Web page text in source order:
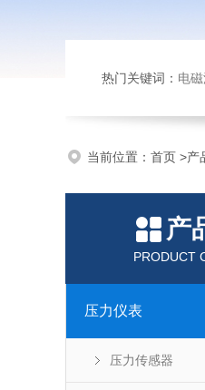
热门关键词： 电
当前位置： 首页 >产
产
PRODUCT
压力仪表
压力传感器